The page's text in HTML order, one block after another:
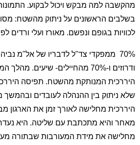
מהקשבה למה מבקש ויכול לבקוע.
בשלבים הראשונים על ניתוק מהשטח:
לכוויות בגופם ונפשם. מאורז ועלי ורדים
70% ממפקדי צד"ל לדבריו של אל"מ
ודרוזים ו-70% מהחיילים- שיעים.
היררכית המנותקת מהשטח. תפיסה
שלא ניתוק בין ההנהלה לעובדים ובהמשך
היררכית מחלישה לאורך זמן את הארגון
מאחר והיא מתכתבת עם שליטה. היא
מחלישה את מידת המעורבות שבתורה